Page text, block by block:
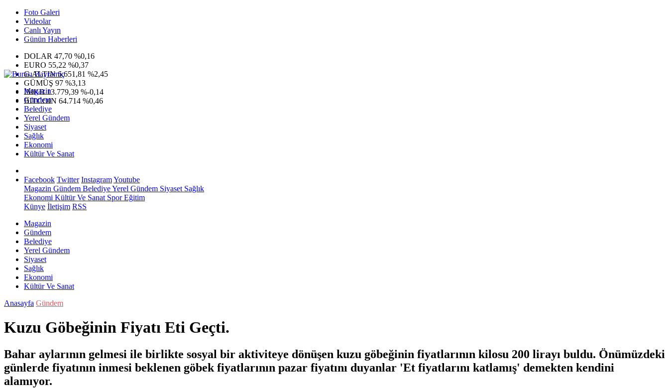
Foto Galeri
Videolar
Canlı Yayın
Günün Haberleri
DOLAR 47,70 %0,16
EURO 55,22 %0,37
G.ALTIN6.651,81 %2,45
GÜMÜŞ 97 %3,13
IMKB13.779,39 %-0,14
BITCOIN 64.714 %0,46
Magazin
Gündem
Belediye
Yerel Gündem
Siyaset
Sağlık
Ekonomi
Kültür Ve Sanat
Facebook Twitter InstagramYoutube
Magazin Gündem BelediyeYerel Gündem Siyaset Sağlık
Ekonomi Kültür Ve Sanat SporEğitim
Künye İletişim RSS
Magazin
Gündem
Belediye
Yerel Gündem
Siyaset
Sağlık
Ekonomi
Kültür Ve Sanat
Anasayfa Gündem
Kuzu Göbeğinin Fiyatı Eti Geçti.
Bahar aylarının gelmesi ile birlikte sosyal bir aktiviteye dönüşen kuzu göbeğinin fiyatlarının kilosu 200 lirayı buldu. Önümüzdeki
günlerde fiyatının inmesi beklenen göbek fiyatlarının pazar fiyatını duyanlar 'Et fiyatlarını katlamış' demekten kendini
alamıyor.